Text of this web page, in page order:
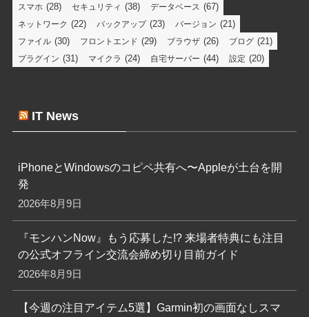
スマホ (28) セキュリティ (38) データベース (67)
ネットワーク (22) バックアップ(23) バージョン (21)
ファイル (30) フロントエンド (29) ブラウザ (26) ブログ (21)
プラグイン (31) マイクラ (24) 自宅サーバー (44) 設定 (20)
IT News
iPhoneとWindowsのコピペ共有へ〜Appleが土台を開
発
2026年8月9日
『モンハンNow』もう応募した!? 来場者特典にも注目
の公式オフライン交流会締め切り目前ガイド
2026年8月9日
【今週の注目アイテム5選】Garmin初の画面なしスマ